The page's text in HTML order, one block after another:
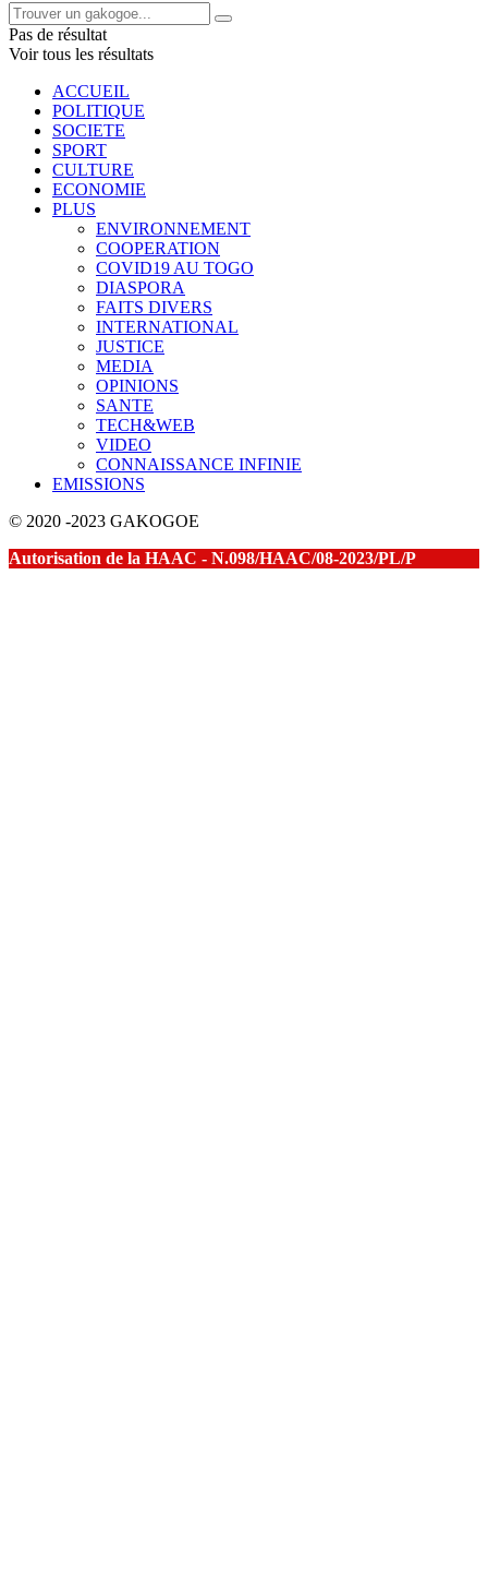
Pas de résultat
Voir tous les résultats
ACCUEIL
POLITIQUE
SOCIETE
SPORT
CULTURE
ECONOMIE
PLUS
ENVIRONNEMENT
COOPERATION
COVID19 AU TOGO
DIASPORA
FAITS DIVERS
INTERNATIONAL
JUSTICE
MEDIA
OPINIONS
SANTE
TECH&WEB
VIDEO
CONNAISSANCE INFINIE
EMISSIONS
© 2020 -2023 GAKOGOE
Autorisation de la HAAC - N.098/HAAC/08-2023/PL/P